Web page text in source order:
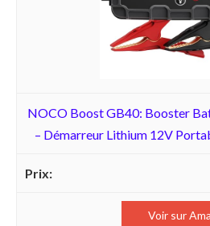
NOCO Boost GB40: Booster
– Démarreur Lithium 12V
Voir sur